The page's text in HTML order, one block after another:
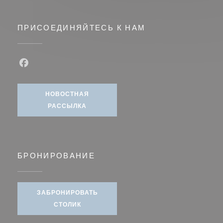
ПРИСОЕДИНЯЙТЕСЬ К НАМ
НОВОСТНАЯ
РАССЫЛКА
БРОНИРОВАНИЕ
ЗАБРОНИРОВАТЬ
СТОЛИК